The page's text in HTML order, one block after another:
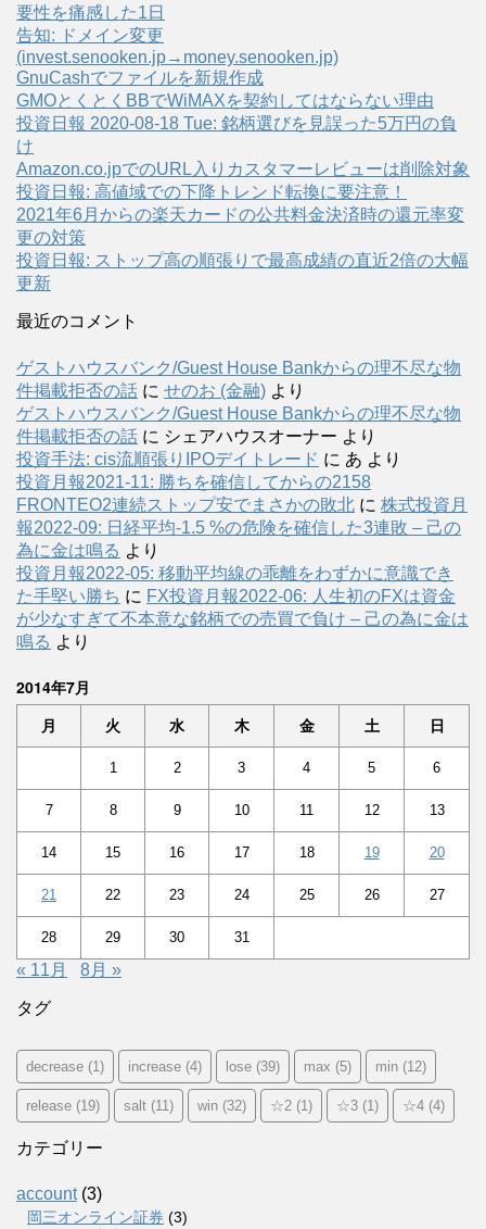
要性を痛感した1日
告知: ドメイン変更
(invest.senooken.jp→money.senooken.jp)
GnuCashでファイルを新規作成
GMOとくとくBBでWiMAXを契約してはならない理由
投資日報 2020-08-18 Tue: 銘柄選びを見誤った5万円の負
け
Amazon.co.jpでのURL入りカスタマーレビューは削除対象
投資日報: 高値域での下降トレンド転換に要注意！
2021年6月からの楽天カードの公共料金決済時の還元率変
更の対策
投資日報: ストップ高の順張りで最高成績の直近2倍の大幅
更新
最近のコメント
ゲストハウスバンク/Guest House Bankからの理不尽な物
件掲載拒否の話 に せのお (金融) より
ゲストハウスバンク/Guest House Bankからの理不尽な物
件掲載拒否の話 に シェアハウスオーナー より
投資手法: cis流順張りIPOデイトレード に あ より
投資月報2021-11: 勝ちを確信してからの2158
FRONTEO2連続ストップ安でまさかの敗北 に 株式投資月
報2022-09: 日経平均-1.5 %の危険を確信した3連敗 – 己の
為に金は鳴る より
投資月報2022-05: 移動平均線の乖離をわずかに意識でき
た手堅い勝ち に FX投資月報2022-06: 人生初のFXは資金
が少なすぎて不本意な銘柄での売買で負け – 己の為に金は
鳴る より
2014年7月
月 火 水 木 金 土 日
1 2 3 4 5 6
7 8 9 10 11 12 13
14 15 16 17 18 19 20
21 22 23 24 25 26 27
28 29 30 31
« 11月 8月 »
タグ
decrease (1) increase (4) lose (39) max (5) min (12)
release (19) salt (11) win (32) ☆2 (1) ☆3 (1) ☆4 (4)
カテゴリー
account(3)
岡三オンライン証券 (3)